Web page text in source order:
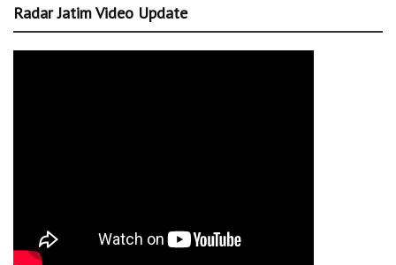
Radar Jatim Video Update